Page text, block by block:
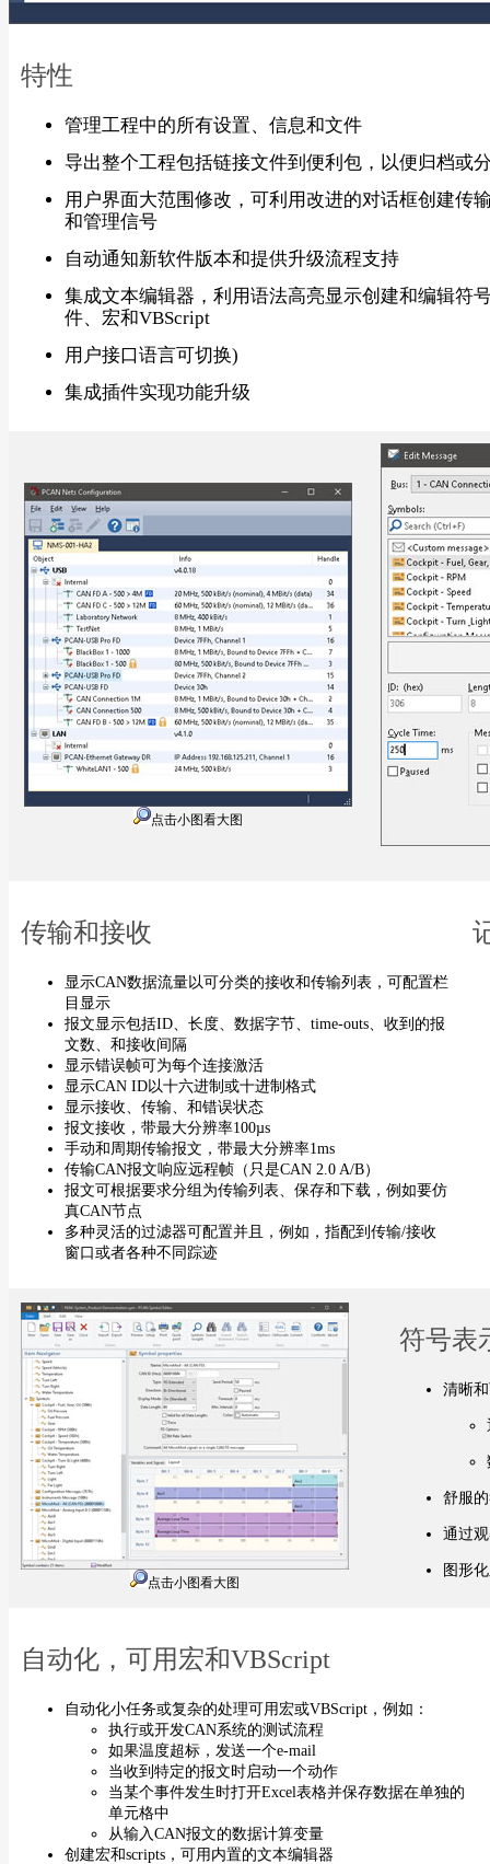
特性
管理工程中的所有设置、信息和文件
导出整个工程包括链接文件到便利包，以便归档或
用户界面大范围修改，可利用改进的对话框创建传
和管理信号
自动通知新软件版本和提供升级流程支持
集成文本编辑器，利用语法高亮显示创建和编辑符
件、宏和VBScript
用户接口语言可切换)
集成插件实现功能升级
点击小图看大图
传输和接收
显示CAN数据流量以可分类的接收和传输列表，可配置栏
目显示
报文显示包括ID、长度、数据字节、time-outs、收到的报
文数、和接收间隔
显示错误帧可为每个连接激活
显示CAN ID以十六进制或十进制格式
显示接收、传输、和错误状态
报文接收，带最大分辨率100µs
手动和周期传输报文，带最大分辨率1ms
传输CAN报文响应远程帧（只是CAN 2.0 A/B）
报文可根据要求分组为传输列表、保存和下载，例如要仿
真CAN节点
多种灵活的过滤器可配置并且，例如，指配到传输/接收
窗口或者各种不同踪迹
点击小图看大图
符号表
清晰
舒服
通过
图形
自动化，可用宏和VBScript
自动化小任务或复杂的处理可用宏或VBScript，例如：
执行或开发CAN系统的测试流程
如果温度超标，发送一个e-mail
当收到特定的报文时启动一个动作
当某个事件发生时打开Excel表格并保存数据在单独的
单元格中
从输入CAN报文的数据计算变量
创建宏和scripts，可用内置的文本编辑器